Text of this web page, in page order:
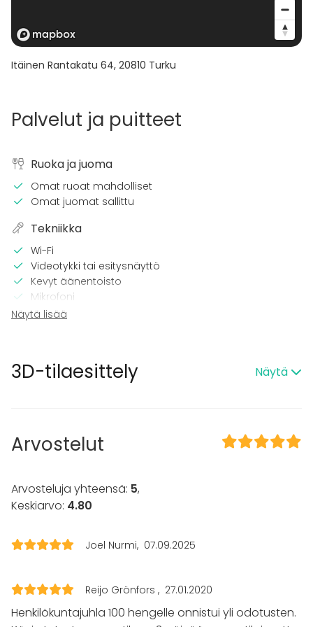
Itäinen Rantakatu 64, 20810 Turku
Palvelut ja puitteet
Ruoka ja juoma
Omat ruoat mahdolliset
Omat juomat sallittu
Tekniikka
Wi-Fi
Videotykki tai esitysnäyttö
Kevyt äänentoisto
Mikrofoni
Tilaan kuuluu
Kalusto
Juhlat
Illallinen / lounas
Kokous
Messut
Esitys / näytös
Mökkireissu / retriitti
Elämys / aktiviteetti
Pikkujoulut
Näytä lisää
3D-tilaesittely Näytä
Arvostelut
Arvosteluja yhteensä: 5,
Keskiarvo: 4.80
Joel Nurmi 07.09.2025
Reijo Grönfors 27.01.2020
Henkilökuntajuhla 100 hengelle onnistui yli odotusten.